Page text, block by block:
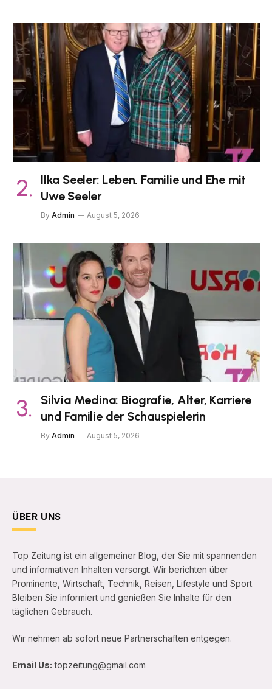
Ilka Seeler: Leben, Familie und Ehe mit
Uwe Seeler
By Admin August 5, 2026
Silvia Medina: Biografie, Alter, Karriere
und Familie der Schauspielerin
By Admin August 5, 2026
ÜBER UNS
Top Zeitung ist ein allgemeiner Blog, der Sie mit spannenden
und informativen Inhalten versorgt. Wir berichten über
Prominente, Wirtschaft, Technik, Reisen, Lifestyle und Sport.
Bleiben Sie informiert und genießen Sie Inhalte für den
täglichen Gebrauch.
Wir nehmen ab sofort neue Partnerschaften entgegen.
Email Us: topzeitung@gmail.com